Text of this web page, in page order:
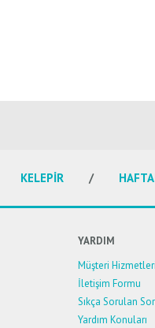
KELEPİR
YARDIM
Müşteri Hizmetleri
İletişim Formu
Sıkça Sorulan
Yardım Konuları